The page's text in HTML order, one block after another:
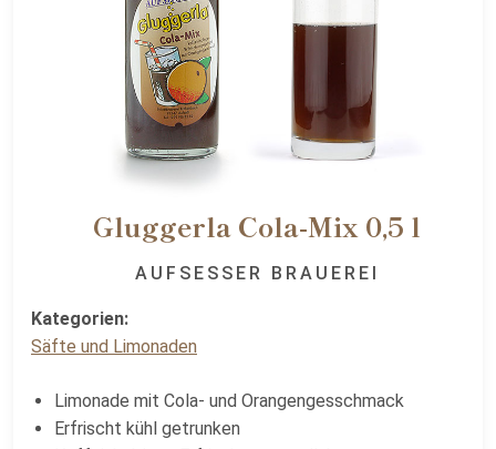
Gluggerla Cola-Mix 0,5 l
AUFSESSER BRAUEREI
Kategorien:
Säfte und Limonaden
Limonade mit Cola- und Orangengesschmack
Erfrischt kühl getrunken